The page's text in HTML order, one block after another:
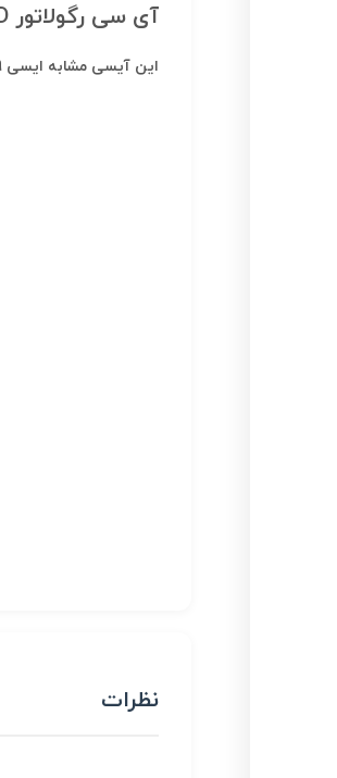
آی سی رگولاتور XL6019-SMD
این آیسی مشابه ایسی XL6009 بوده و می توانید به جای هم استفاده کنید
نظرات